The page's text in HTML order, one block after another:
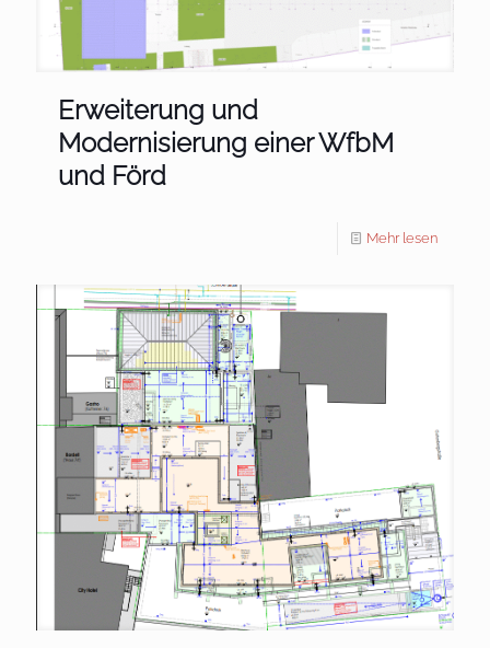
Erweiterung und
Modernisierung einer WfbM
und Förd
Mehr lesen